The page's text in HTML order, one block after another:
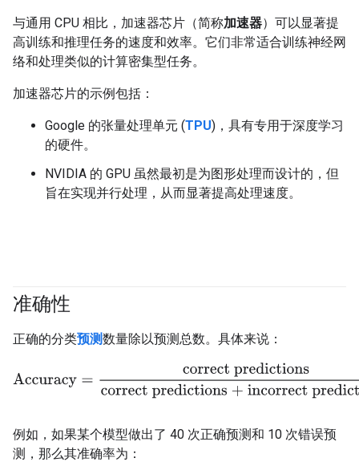
与通用 CPU 相比，加速器芯片（简称加速器）可以显著提
高训练和推理任务的速度和效率。它们非常适合训练神经网
络和处理类似的计算密集型任务。
加速器芯片的示例包括：
Google 的张量处理单元 (TPU)，具有专用于深度学习
的硬件。
NVIDIA 的 GPU 虽然最初是为图形处理而设计的，但
旨在实现并行处理，从而显著提高处理速度。
准确性
正确的分类预测数量除以预测总数。具体来说：
Accuracy correct predictions + incorrect
例如，如果某个模型做出了 40 次正确预测和 10 次错误预
测，那么其准确率为：